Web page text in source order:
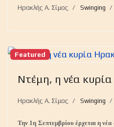
Ηρακλής Α. Σίμος Swinging
Featured
Ντέμη, η νέα
Ηρακλής Α. Σίμος Swinging
Την 1η Σεπτεμβρίου έρχεται η